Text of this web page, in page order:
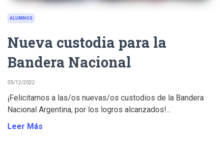
ALUMNOS
Nueva custodia para la
Bandera Nacional
05/12/2022
¡Felicitamos a las/os nuevas/os custodios de la Bandera
Nacional Argentina, por los logros alcanzados!...
Leer Más